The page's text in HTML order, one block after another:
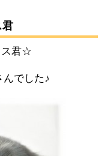
君
ス君☆
でした♪